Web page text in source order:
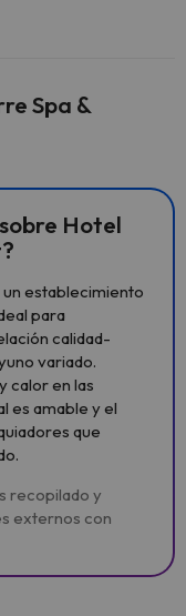
Spa &
Hotel
un establecimiento
para
calidad-
variado.
calor en las
es amable y el
que
recopilado y
externos con